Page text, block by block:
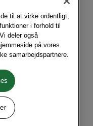
til at virke ordentligt,
i forhold til
deler også
på vores
samarbejdspartnere.